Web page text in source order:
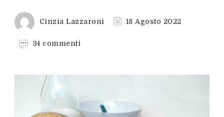
Cinzia Lazzaroni 18 Agosto 2022
34 commenti
al